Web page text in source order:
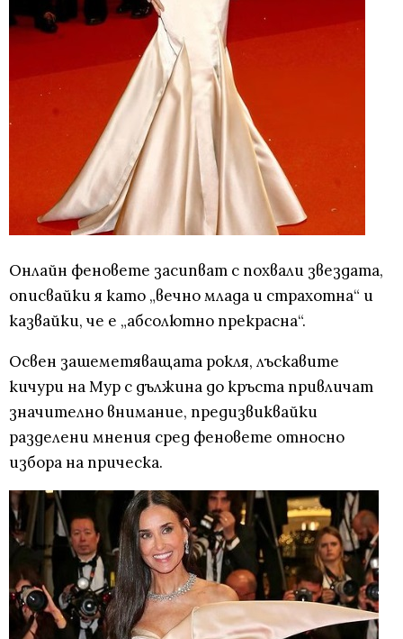
Онлайн феновете засипват с похвали звездата,
описвайки я като „вечно млада и страхотна“ и
казвайки, че е „абсолютно прекрасна“.
Освен зашеметяващата рокля, лъскавите
кичури на Мур с дължина до кръста привличат
значително внимание, предизвиквайки
разделени мнения сред феновете относно
избора на прическа.